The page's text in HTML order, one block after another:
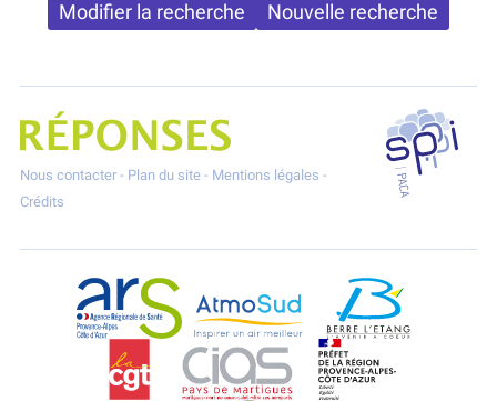
Modifier la recherche Nouvelle recherche
Projet Réponses - Réduire les POllutioNs en Santé Environnement
Nous contacter- Plan du site- Mentions légales -
Crédits
SPPPI
ARS Paca AtmoSud Berre l'Etang
CIAS